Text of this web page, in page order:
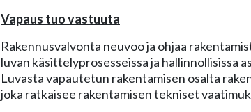
Vapaus tuo vastuuta
Rakennusvalvonta neuvoo ja ohjaa
luvan käsittelyprosesseissa ja hallinnollisissa
Luvasta vapautetun rakentamisen osalta
joka ratkaisee rakentamisen tekniset